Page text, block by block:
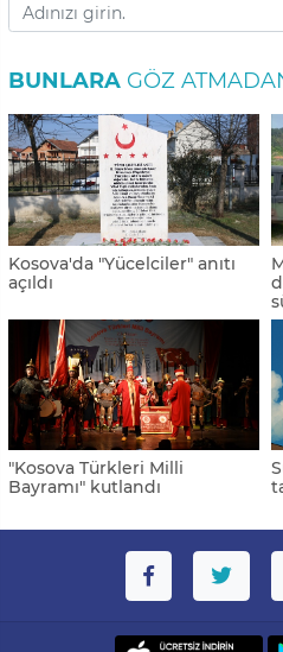
BUNLARA GÖZ
Kosova'da "Yücelciler" anıtı
açıldı
"Kosova Türkleri Milli
Bayramı" kutlandı